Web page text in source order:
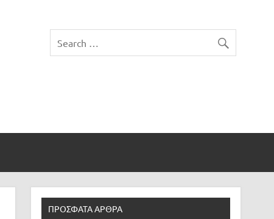
ΠΡΌΣΦΑΤΑ ΆΡΘΡΑ